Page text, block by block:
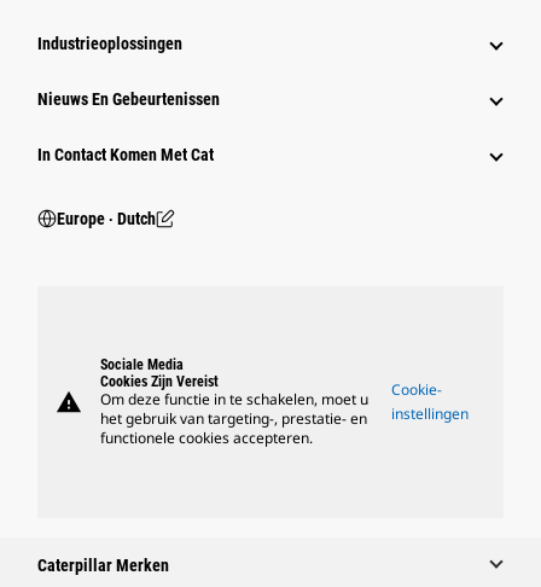
Industrieoplossingen
Nieuws En Gebeurtenissen
In Contact Komen Met Cat
Europe ‧ Dutch
warning
Sociale Media
Cookies Zijn Vereist
Om deze functie in te schakelen, moet u
het gebruik van targeting-, prestatie- en
functionele cookies accepteren.
Cookie-
instellingen
Caterpillar Merken